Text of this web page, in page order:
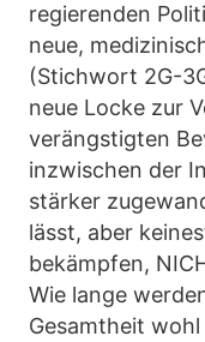
regierenden
neue,
(Stichwort 2G-
neue Locke zur
verängstigten
inzwischen der
stärker
lässt, aber
bekämpfen,
Wie lange
Gesamtheit